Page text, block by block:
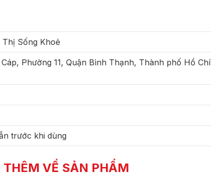
Thị Sống Khoẻ
Phường 11, Quận Bình Thạnh, Thành phố Hồ Chí
trước khi dùng
VỀ SẢN PHẨM